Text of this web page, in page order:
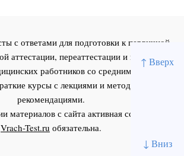
↑ Вверх
↓ Вниз
с ответами для подготовки к первичной
аттестации, переаттестации и повышения
работников со средним и высшим
курсы с лекциями и методическими
рекомендациями.
материалов с сайта активная ссылка на
Vrach-Test.ru обязательна.